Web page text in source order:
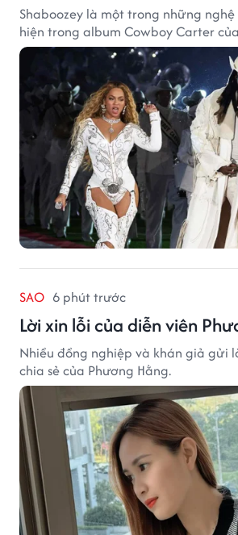
Shaboozey là một trong những
hiện trong album Cowboy Carter
SAO 6 phút trước
Lời xin lỗi của diễn viên
Nhiều đồng nghiệp và khán giả gửi
chia sẻ của Phương Hằng.